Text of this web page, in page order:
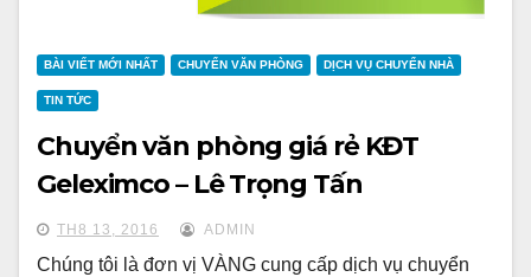
BÀI VIẾT MỚI NHẤT CHUYỂN VĂN PHÒNG DỊCH VỤ CHUYỂN NHÀ
TIN TỨC
Chuyển văn phòng giá rẻ KĐT
Geleximco – Lê Trọng Tấn
TH8 13, 2016 ADMIN
Chúng tôi là đơn vị VÀNG cung cấp dịch vụ chuyển